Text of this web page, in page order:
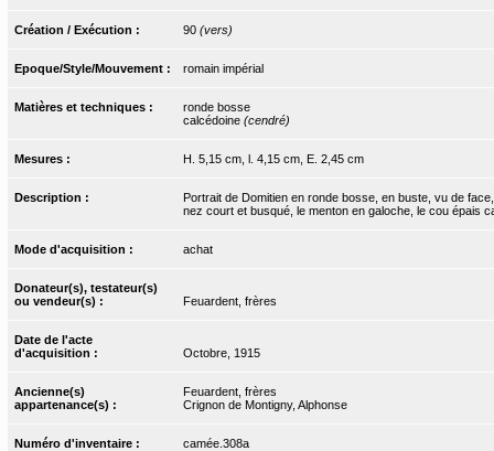
Création / Exécution : 90 (vers)
Epoque/Style/Mouvement : romain impérial
Matières et techniques :
ronde bosse
calcédoine (cendré)
Mesures : H. 5,15 cm, l. 4,15 cm, E. 2,45 cm
Description :
Portrait de Domitien en ronde bosse, en buste, vu de
nez court et busqué, le menton en galoche, le cou épais
Mode d'acquisition : achat
Donateur(s), testateur(s)
ou vendeur(s) :
Feuardent, frères
Date de l'acte
d'acquisition :
Octobre, 1915
Ancienne(s)
appartenance(s) :
Feuardent, frères
Crignon de Montigny, Alphonse
Numéro d'inventaire : camée.308a